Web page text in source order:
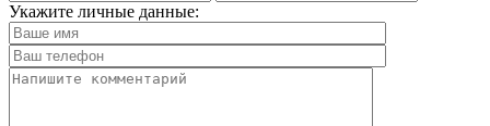
Укажите личные данные: